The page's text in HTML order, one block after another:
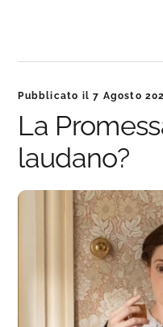
Pubblicato il7 Agosto
La
laudano?